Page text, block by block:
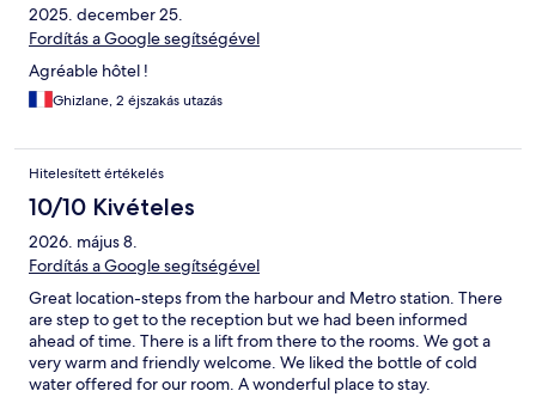
2025. december 25.
Fordítás a Google segítségével
Agréable hôtel !
Ghizlane, 2 éjszakás utazás
Hitelesített értékelés
10/10 Kivételes
2026. május 8.
Fordítás a Google segítségével
Great location-steps from the harbour and Metro station. There
are step to get to the reception but we had been informed
ahead of time. There is a lift from there to the rooms. We got a
very warm and friendly welcome. We liked the bottle of cold
water offered for our room. A wonderful place to stay.